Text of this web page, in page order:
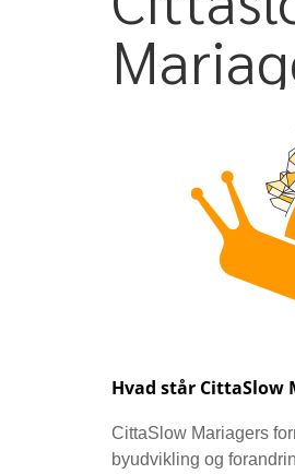
Hvad står CittaSlow
CittaSlow Mariagers
byudvikling og